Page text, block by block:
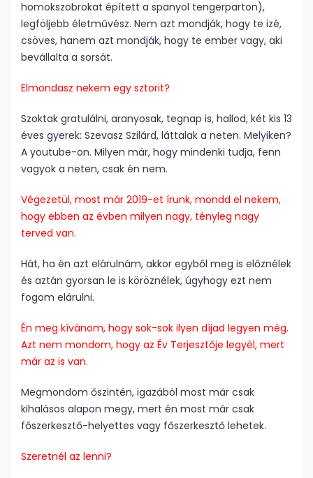
homokszobrokat épített a spanyol tengerparton),
legföljebb életművész. Nem azt mondják, hogy te izé,
csöves, hanem azt mondják, hogy te ember vagy, aki
bevállalta a sorsát.
Elmondasz nekem egy sztorit?
Szoktak gratulálni, aranyosak, tegnap is, hallod, két kis 13
éves gyerek: Szevasz Szilárd, láttalak a neten. Melyiken?
A youtube-on. Milyen már, hogy mindenki tudja, fenn
vagyok a neten, csak én nem.
Végezetül, most már 2019-et írunk, mondd el nekem,
hogy ebben az évben milyen nagy, tényleg nagy
terved van.
Hát, ha én azt elárulnám, akkor egyből meg is előznélek
és aztán gyorsan le is köröznélek, úgyhogy ezt nem
fogom elárulni.
Én meg kívánom, hogy sok-sok ilyen díjad legyen még.
Azt nem mondom, hogy az Év Terjesztője legyél, mert
már az is van.
Megmondom őszintén, igazából most már csak
kihalásos alapon megy, mert én most már csak
főszerkesztő-helyettes vagy főszerkesztő lehetek.
Szeretnél az lenni?